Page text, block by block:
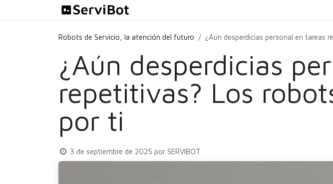
Robots de Servicio, la atención del futuro ¿Aún desperdicias personal en tareas
¿Aún desperdicias
repetitivas? Los
por ti
3 de septiembre de 2025 por SERVIBOT